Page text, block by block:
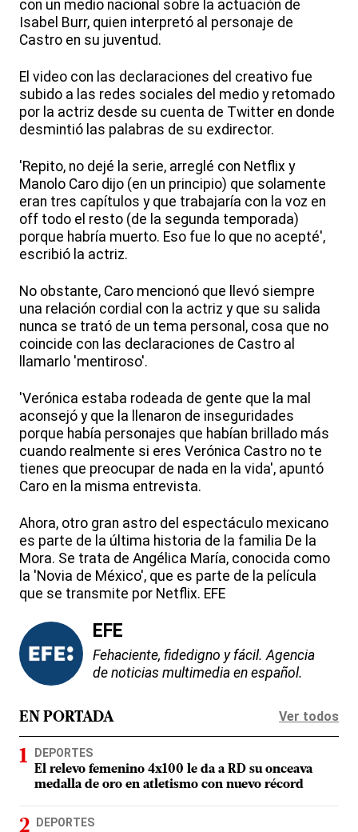
con un medio nacional sobre la actuación de
Isabel Burr, quien interpretó al personaje de
Castro en su juventud.
El video con las declaraciones del creativo fue
subido a las redes sociales del medio y retomado
por la actriz desde su cuenta de Twitter en donde
desmintió las palabras de su exdirector.
'Repito, no dejé la serie, arreglé con Netflix y
Manolo Caro dijo (en un principio) que solamente
eran tres capítulos y que trabajaría con la voz en
off todo el resto (de la segunda temporada)
porque habría muerto. Eso fue lo que no acepté',
escribió la actriz.
No obstante, Caro mencionó que llevó siempre
una relación cordial con la actriz y que su salida
nunca se trató de un tema personal, cosa que no
coincide con las declaraciones de Castro al
llamarlo 'mentiroso'.
'Verónica estaba rodeada de gente que la mal
aconsejó y que la llenaron de inseguridades
porque había personajes que habían brillado más
cuando realmente si eres Verónica Castro no te
tienes que preocupar de nada en la vida', apuntó
Caro en la misma entrevista.
Ahora, otro gran astro del espectáculo mexicano
es parte de la última historia de la familia De la
Mora. Se trata de Angélica María, conocida como
la 'Novia de México', que es parte de la película
que se transmite por Netflix. EFE
EFE
Fehaciente, fidedigno y fácil. Agencia
de noticias multimedia en español.
EN PORTADA Ver todos
DEPORTES
El relevo femenino 4x100 le da a RD su onceava
medalla de oro en atletismo con nuevo récord
DEPORTES